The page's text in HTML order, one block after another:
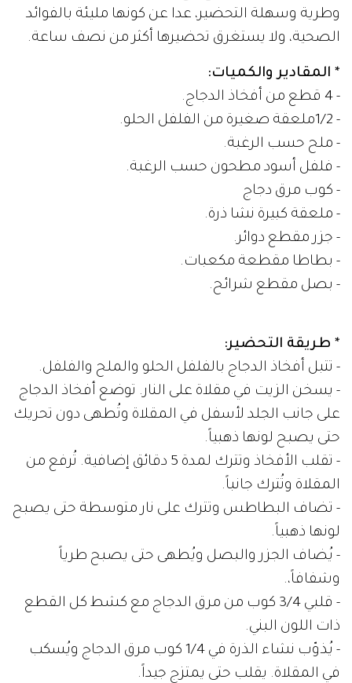
وطرية وسهلة التحضير، عدا عن كونها مليئة بالفوائد
الصحية، ولا يستغرق تحضيرها أكثر من نصف ساعة.
* المقادير والكميات:
- 4 قطع من أفخاذ الدجاج.
- 1/2ملعقة صغيرة من الفلفل الحلو.
- ملح حسب الرغبة.
- فلفل أسود مطحون حسب الرغبة.
- كوب مرق دجاج
- ملعقة كبيرة نشا ذرة.
- جزر مقطع دوائر.
- بطاطا مقطعة مكعبات.
- بصل مقطع شرائح.
* طريقة التحضير:
- تتبل أفخاذ الدجاج بالفلفل الحلو والملح والفلفل.
- يسخن الزيت في مقلاة على النار. توضع أفخاذ الدجاج
على جانب الجلد لأسفل في المقلاة وتُطهى دون تحريك
حتى يصبح لونها ذهبياً.
- تقلب الأفخاذ وتترك لمدة 5 دقائق إضافية. تُرفع من
المقلاة وتُترك جانباً.
- تضاف البطاطس وتترك على نار متوسطة حتى يصبح
لونها ذهبياً.
- يُضاف الجزر والبصل ويُطهى حتى يصبح طرياً
وشفافاً،.
- قلبي 3/4 كوب من مرق الدجاج مع كشط كل القطع
ذات اللون البني.
- يُذوّب نشاء الذرة في 1/4 كوب مرق الدجاج ويُسكب
في المقلاة. يقلب حتى يمتزج جيداً.